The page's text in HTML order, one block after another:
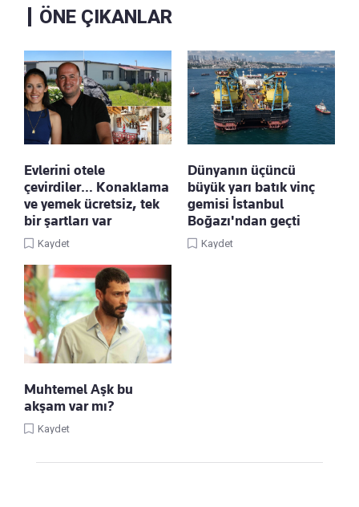
ÖNE ÇIKANLAR
Evlerini otele
çevirdiler… Konaklama
ve yemek ücretsiz, tek
bir şartları var
Kaydet
Dünyanın üçüncü
büyük yarı batık vinç
gemisi İstanbul
Boğazı'ndan geçti
Kaydet
Muhtemel Aşk bu
akşam var mı?
Kaydet